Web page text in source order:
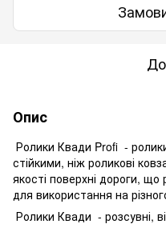
Опис
Ролики Квади Profi -
стійкими, ніж роликові
якості поверхні дороги,
для використання на
Ролики Квади - розсувні,